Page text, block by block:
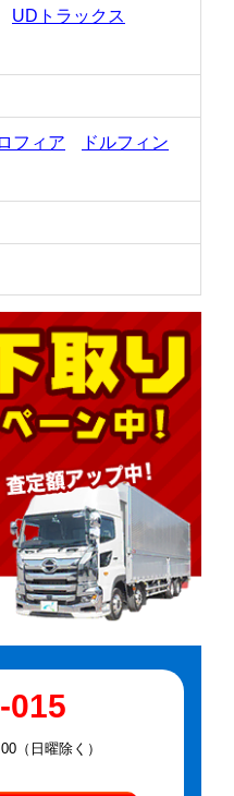
UDトラックス
フィア
ドルフィン
015
（日曜除く）